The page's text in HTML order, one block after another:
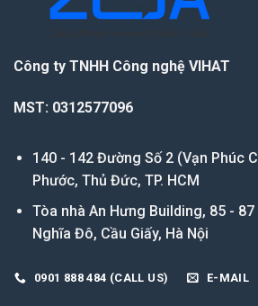
Công ty TNHH Công nghệ VIHAT
MST: 0312577096
140 - 142 Đường Số 2 (Vạn Phúc
Phước, Thủ Đức, TP. HCM
Tòa nhà An Hưng Building, 85 -
Nghĩa Đô, Cầu Giấy, Hà Nội
0901 888 484 (CALL US) E-MAIL